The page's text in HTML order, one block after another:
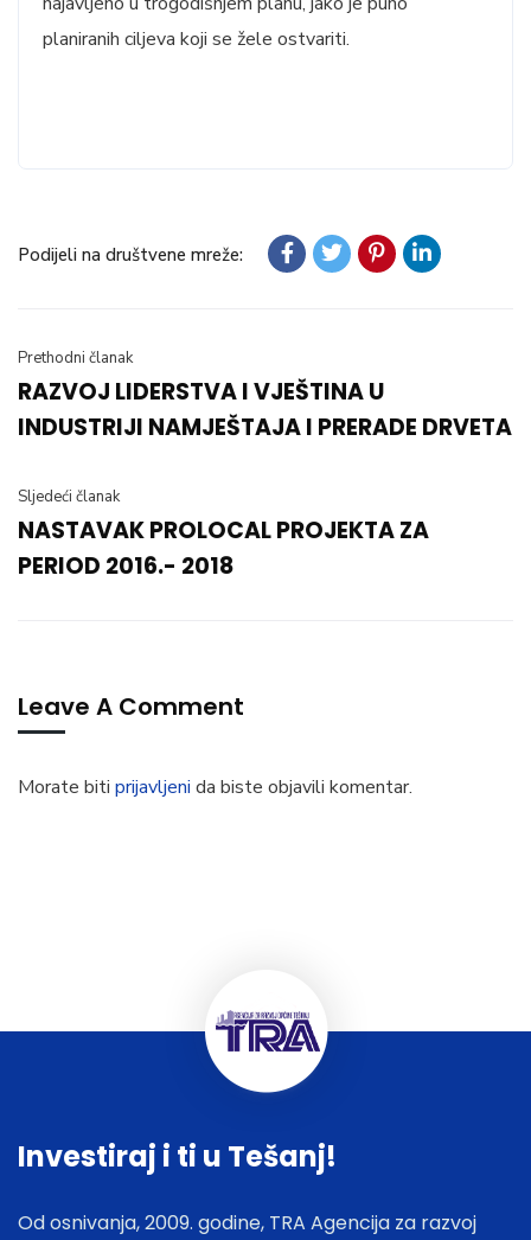
planiranih ciljeva koji se žele ostvariti.
Podijeli na društvene mreže:
Prethodni članak
RAZVOJ LIDERSTVA I VJEŠTINA U
INDUSTRIJI NAMJEŠTAJA I PRERADE DRVETA
Sljedeći članak
NASTAVAK PROLOCAL PROJEKTA ZA
PERIOD 2016.- 2018
Leave A Comment
Morate biti prijavljeni da biste objavili komentar.
Investiraj i ti u Tešanj!
Od osnivanja, 2009. godine, TRA Agencija za razvoj